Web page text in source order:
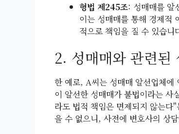
형법 제245조: 성매매를 알
이는 성매매를 통해 경제적
적으로 책임을 질 수 있습니
2. 성매매와 관련된
한 예로, A씨는 성매매 알선업체에
이 알선한 성매매가 불법이라는 사
라도 법적 책임은 면제되지 않는다
을 수 없으니, 사전에 변호사의 상